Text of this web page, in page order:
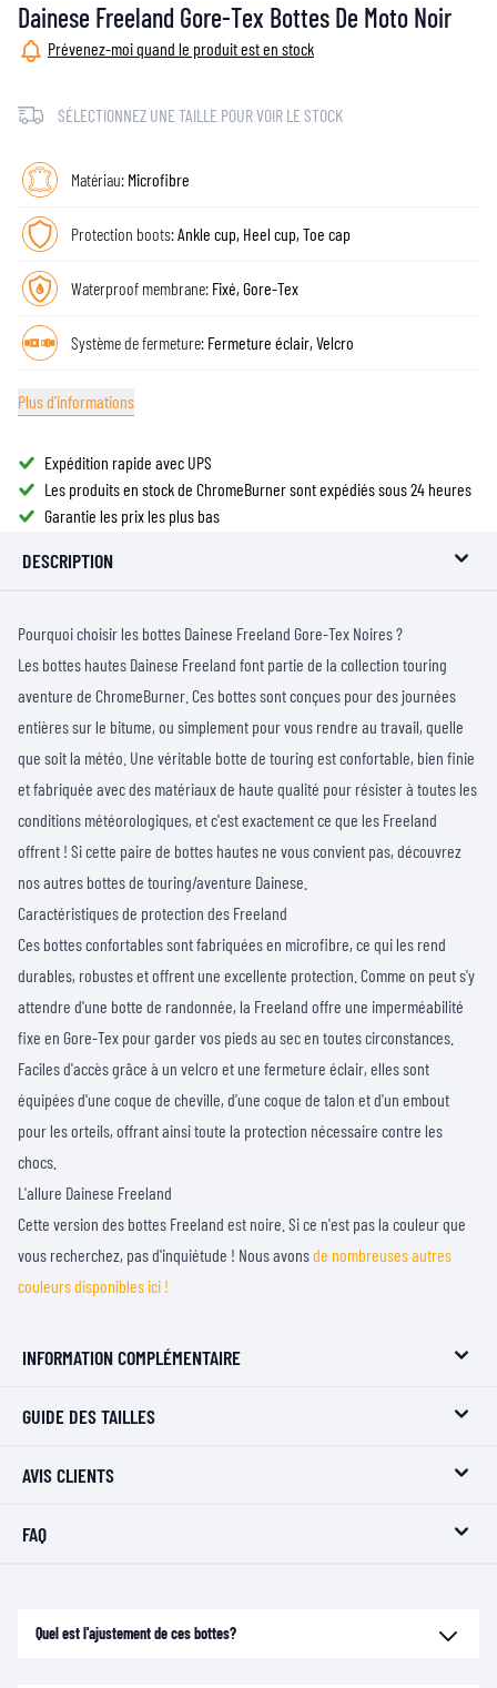
Dainese Freeland Gore-Tex Bottes De Moto Noir
Prévenez-moi quand le produit est en stock
SÉLECTIONNEZ UNE TAILLE POUR VOIR LE STOCK
Matériau: Microfibre
Protection boots:Ankle cup, Heel cup, Toe cap
Waterproof membrane: Fixé, Gore-Tex
Système de fermeture: Fermeture éclair, Velcro
Plus d'informations
Expédition rapide avec UPS
Les produits en stock de ChromeBurner sont expédiés sous 24 heures
Garantie les prix les plus bas
DESCRIPTION
Pourquoi choisir les bottes Dainese Freeland Gore-Tex Noires ?
Les bottes hautes Dainese Freeland font partie de la collection touring
aventure de ChromeBurner. Ces bottes sont conçues pour des journées
entières sur le bitume, ou simplement pour vous rendre au travail, quelle
que soit la météo. Une véritable botte de touring est confortable, bien finie
et fabriquée avec des matériaux de haute qualité pour résister à toutes les
conditions météorologiques, et c'est exactement ce que les Freeland
offrent ! Si cette paire de bottes hautes ne vous convient pas, découvrez
nos autres bottes de touring/aventure Dainese.
Caractéristiques de protection des Freeland
Ces bottes confortables sont fabriquées en microfibre, ce qui les rend
durables, robustes et offrent une excellente protection. Comme on peut s'y
attendre d'une botte de randonnée, la Freeland offre une imperméabilité
fixe en Gore-Tex pour garder vos pieds au sec en toutes circonstances.
Faciles d'accès grâce à un velcro et une fermeture éclair, elles sont
équipées d'une coque de cheville, d'une coque de talon et d'un embout
pour les orteils, offrant ainsi toute la protection nécessaire contre les
chocs.
L'allure Dainese Freeland
Cette version des bottes Freeland est noire. Si ce n'est pas la couleur que
vous recherchez, pas d'inquiétude ! Nous avonsde nombreuses autres
couleurs disponibles ici !
INFORMATION COMPLÉMENTAIRE
GUIDE DES TAILLES
AVIS CLIENTS
FAQ
Quel est l'ajustement de ces bottes?